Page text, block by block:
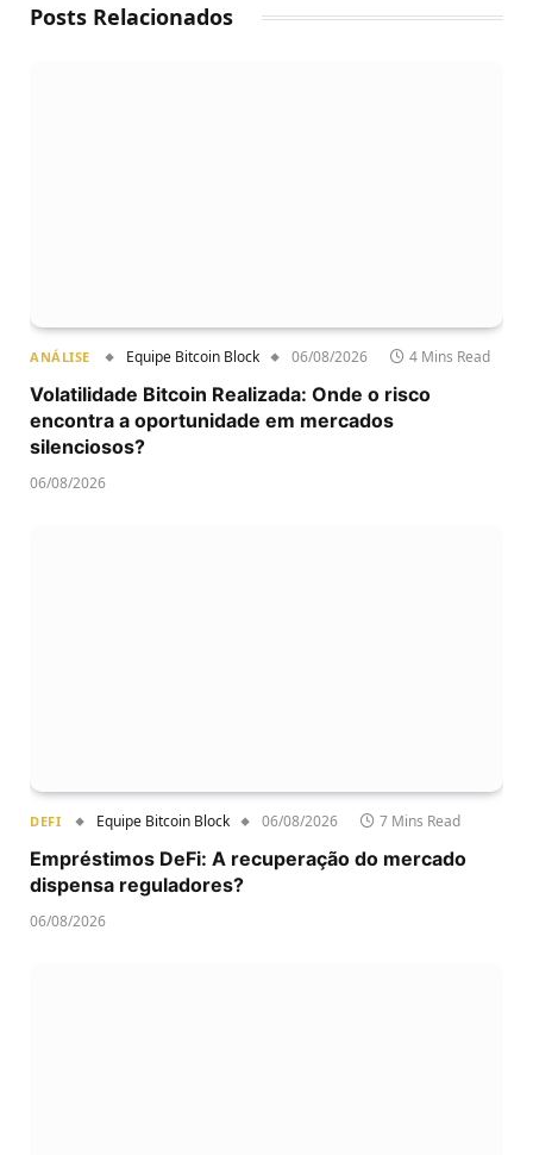
Posts Relacionados
ANÁLISE Equipe Bitcoin Block 06/08/2026 4 Mins Read
Volatilidade Bitcoin Realizada: Onde o risco
encontra a oportunidade em mercados
silenciosos?
06/08/2026
DEFI Equipe Bitcoin Block 06/08/2026 7 Mins Read
Empréstimos DeFi: A recuperação do mercado
dispensa reguladores?
06/08/2026